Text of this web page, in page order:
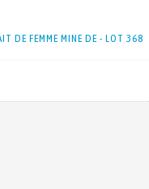
DE FEMME MINE DE - LOT 368